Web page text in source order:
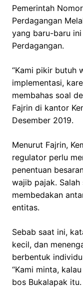
Pemerintah
Perdagangan
yang baru-baru
Perdagangan.
“Kami pikir butuh
implementasi,
membahas soal
Fajrin di kantor
Desember 2019.
Menurut Fajrin,
regulator perlu
penentuan
wajib pajak.
membedakan
entitas.
Sebab saat ini,
kecil, dan
berbentuk
“Kami minta,
bos Bukalapak itu.